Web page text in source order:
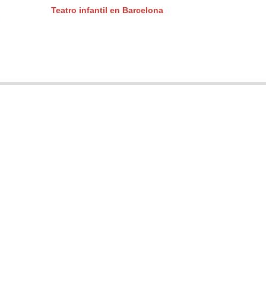
Teatro infantil en Barcelona